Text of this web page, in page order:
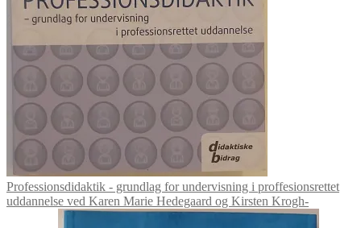
Professionsdidaktik - grundlag for undervisning i proffesionsrettet
uddannelse ved Karen Marie Hedegaard og Kirsten Krogh-